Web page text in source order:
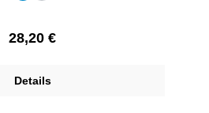
Regulärer Preis:
28,20 €
Details